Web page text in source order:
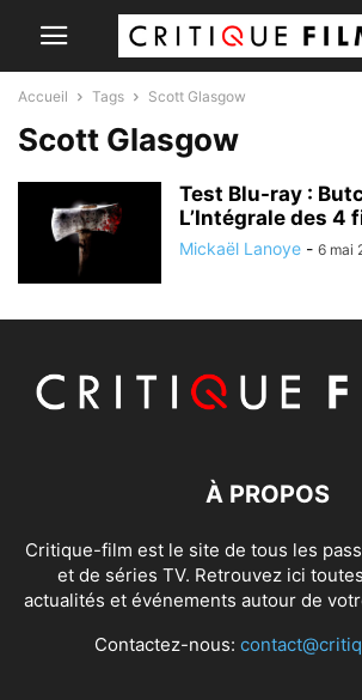
Accueil Tags Scott Glasgow
Scott Glasgow
Test Blu-ray :
L’Intégrale des 4
Mickaël Lanoye - 6 mai
À PROPOS
Critique-film est le site de tous les
et de séries TV. Retrouvez ici
actualités et événements autour de
Contactez-nous: